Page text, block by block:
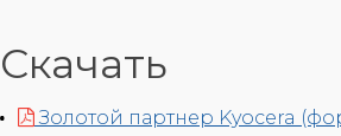
Скачать
Золотой партнер Kyocera